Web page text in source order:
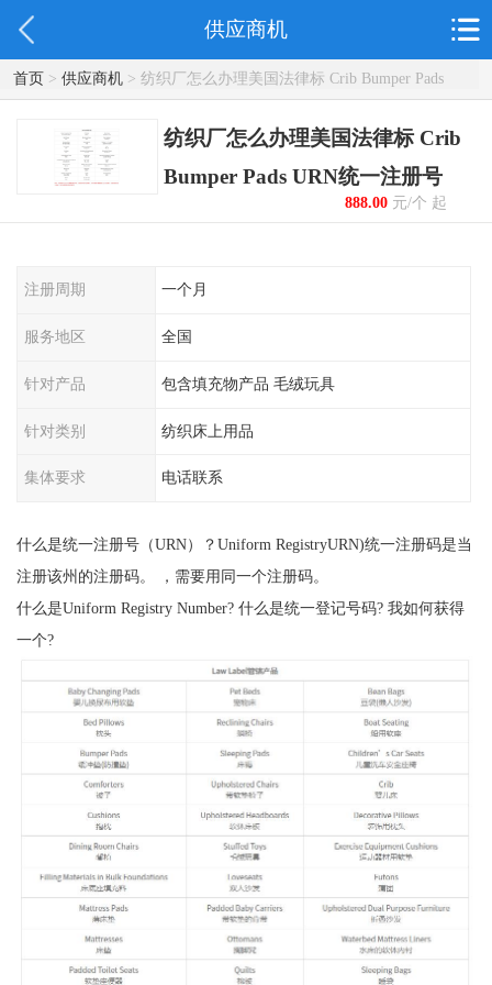
供应商机
首页> 供应商机> 纺织厂怎么办理美国法律标 Crib Bumper Pads
URN统一注册号
纺织厂怎么办理美国法律标 Crib
Bumper Pads URN统一注册号
888.00元/个 起
注册周期 一个月
服务地区 全国
针对产品 包含填充物产品 毛绒玩具
针对类别 纺织床上用品
集体要求 电话联系
什么是统一注册号（URN）？Uniform RegistryURN)统一注册码是当
注册该州的注册码。 ，需要用同一个注册码。
什么是Uniform Registry Number? 什么是统一登记号码? 我如何获得
一个?